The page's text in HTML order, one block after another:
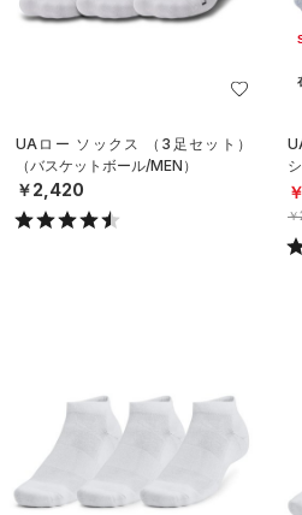
UAロー ソックス （3足セット）
（バスケットボール/MEN）
￥2,420